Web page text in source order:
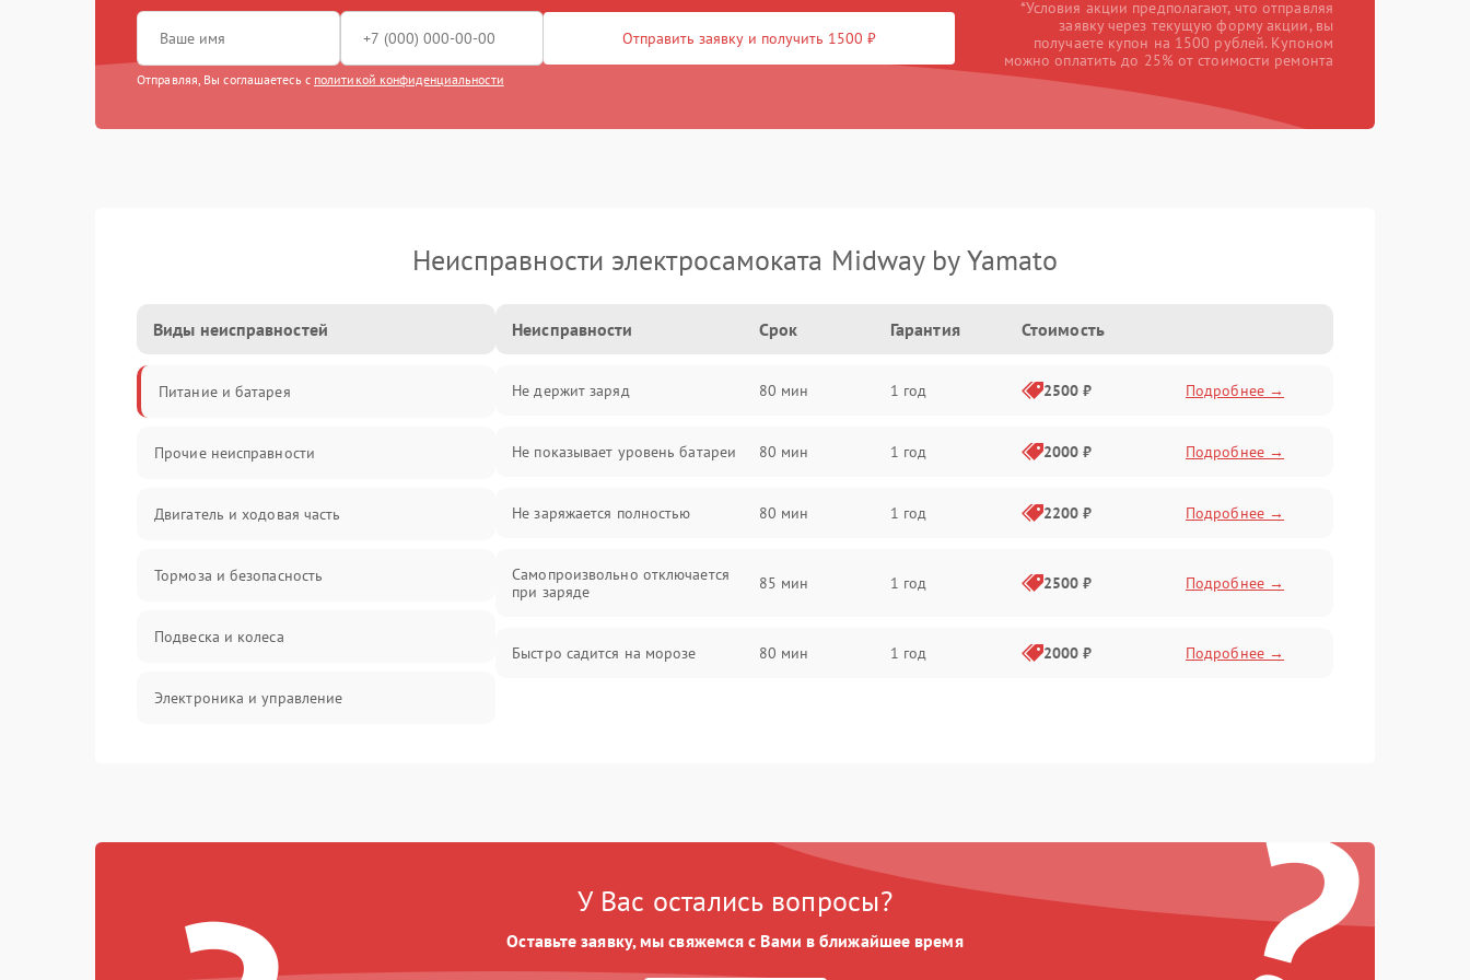
Отправить заявку и получить 1500 ₽
Отправляя, Вы соглашаетесь с политикой конфиденциальности
*Условия акции предполагают, что отправляя
заявку через текущую форму акции, вы
получаете купон на 1500 рублей. Купоном
можно оплатить до 25% от стоимости ремонта
Неисправности электросамоката Midway by Yamato
Виды неисправностей
Питание и батарея
Прочие неисправности
Двигатель и ходовая часть
Тормоза и безопасность
Подвеска и колеса
Электроника и управление
Батарея
Неисправности Срок Гарантия Стоимость
Не держит заряд 80 мин 1 год 2500 ₽ Подробнее →
Не показывает уровень батареи 80 мин 1 год 2000 ₽ Подробнее →
Не заряжается полностью 80 мин 1 год 2200 ₽ Подробнее →
Самопроизвольно отключается
при заряде
85 мин 1 год 2500 ₽ Подробнее →
Быстро садится на морозе 80 мин 1 год 2000 ₽ Подробнее →
У Вас остались вопросы?
Оставьте заявку, мы свяжемся с Вами в ближайшее время